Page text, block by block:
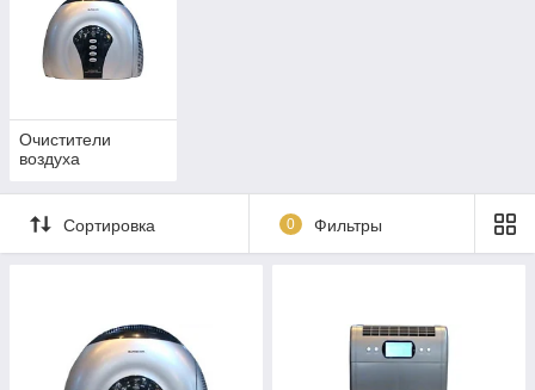
Очистители
воздуха
Сортировка 0 Фильтры